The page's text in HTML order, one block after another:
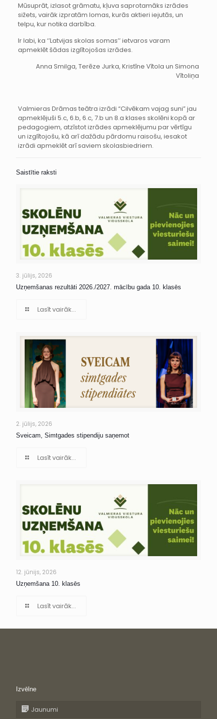
Mūsuprāt, izlasot grāmatu, kļuva saprotamāks izrādes
sižets, vairāk izpratām lomas, kurās aktieri iejutās, un
telpu, kur notika darbība.
Ir labi, ka ‘’Latvijas skolas somas’’ ietvaros varam
apmeklēt šādas izglītojošas izrādes.
Anna Smilga, Terēze Jurka, Kristīne Vītola un Simona
Vītoliņa
Valmieras Drāmas teātra izrādi “Cilvēkam vajag suni” jau
apmeklējuši 5.c, 6.b, 6.c, 7.b un 8.a klases skolēni kopā ar
pedagogiem, atzīstot izrādes apmeklējumu par vērtīgu
un izglītojošu, kā arī dažādu pārdomu raisošu, iesakot
izrādi apmeklēt arī saviem skolasbiedriem.
Saistītie raksti
3. jūlijs, 2026
Uzņemšanas rezultāti 2026./2027. mācību gada 10. klasēs
Lasīt vairāk...
2. jūlijs, 2026
Sveicam, Simtgades stipendiju saņemot
Lasīt vairāk...
12. jūnijs, 2026
Uzņemšana 10. klasēs
Lasīt vairāk...
Izvēlne
Jaunumi